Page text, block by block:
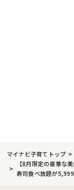
マイナビ子育てトップ
【8月限定の豪華な
寿司食べ放題が